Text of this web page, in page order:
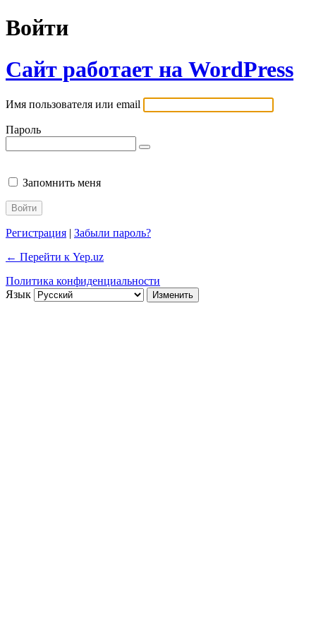
Войти
Сайт работает на WordPress
Имя пользователя или email
Пароль
Запомнить меня
Регистрация | Забыли пароль?
← Перейти к Yep.uz
Политика конфиденциальности
Язык